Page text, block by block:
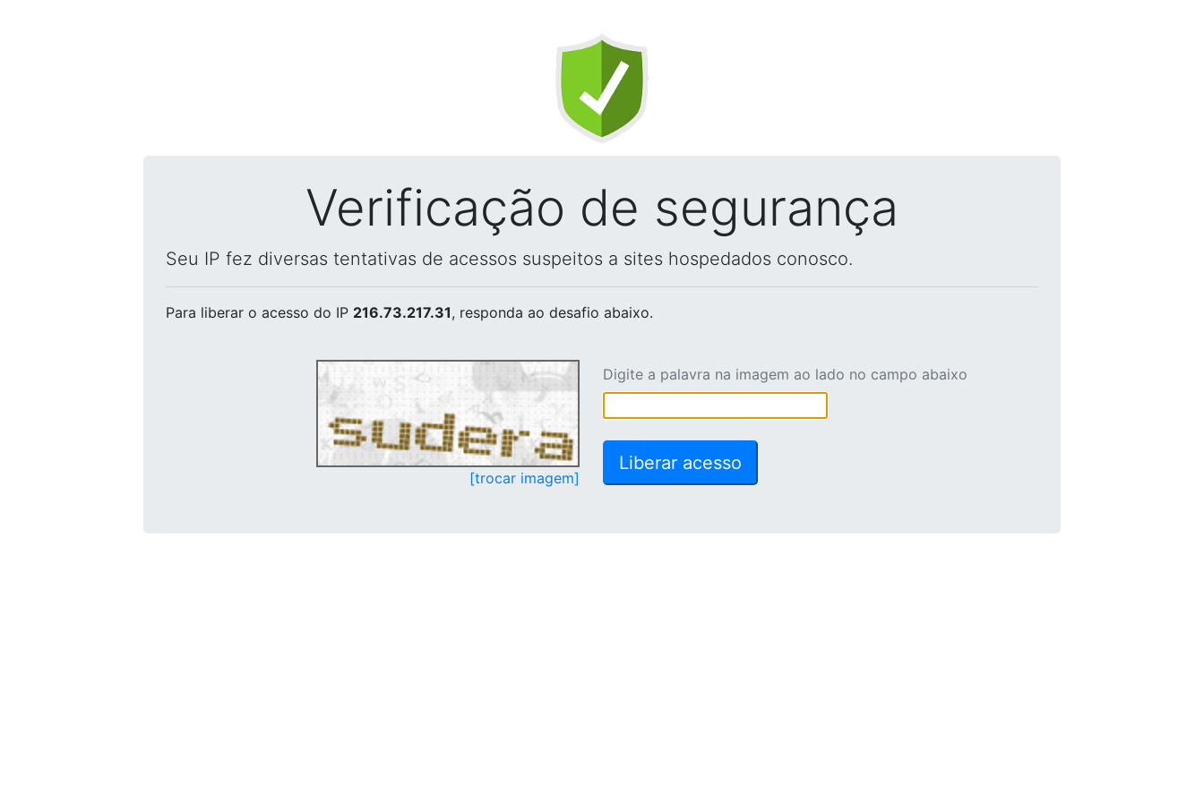
Verificação de segurança
Seu IP fez diversas tentativas de acessos suspeitos a sites hospedados conosco.
Para liberar o acesso do IP 216.73.217.31, responda ao desafio abaixo.
[trocar imagem]
Digite a palavra na imagem ao lado no campo abaixo